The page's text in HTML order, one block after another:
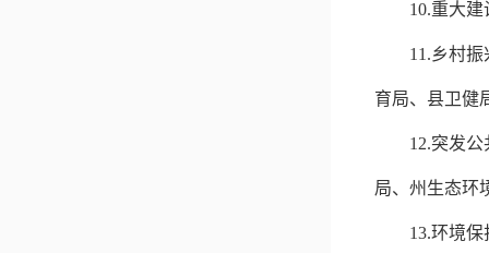
10.重大建
11.乡村
育局、县卫健
12.突发公
局、州生态环
13.环境保